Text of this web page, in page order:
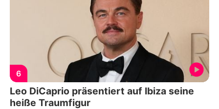
6
Leo DiCaprio präsentiert auf Ibiza seine
heiße Traumfigur